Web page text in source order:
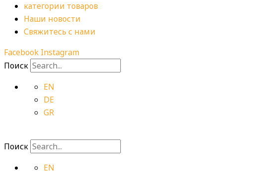
категории товаров
Наши новости
Свяжитесь с нами
Facebook Instagram
Поиск
EN
DE
GR
Поиск
EN